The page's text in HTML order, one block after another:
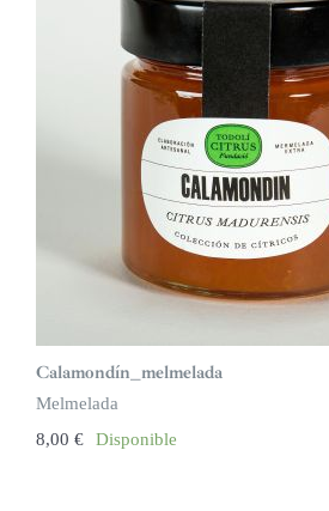
Calamondín_melmelada
Melmelada
8,00 € Disponible